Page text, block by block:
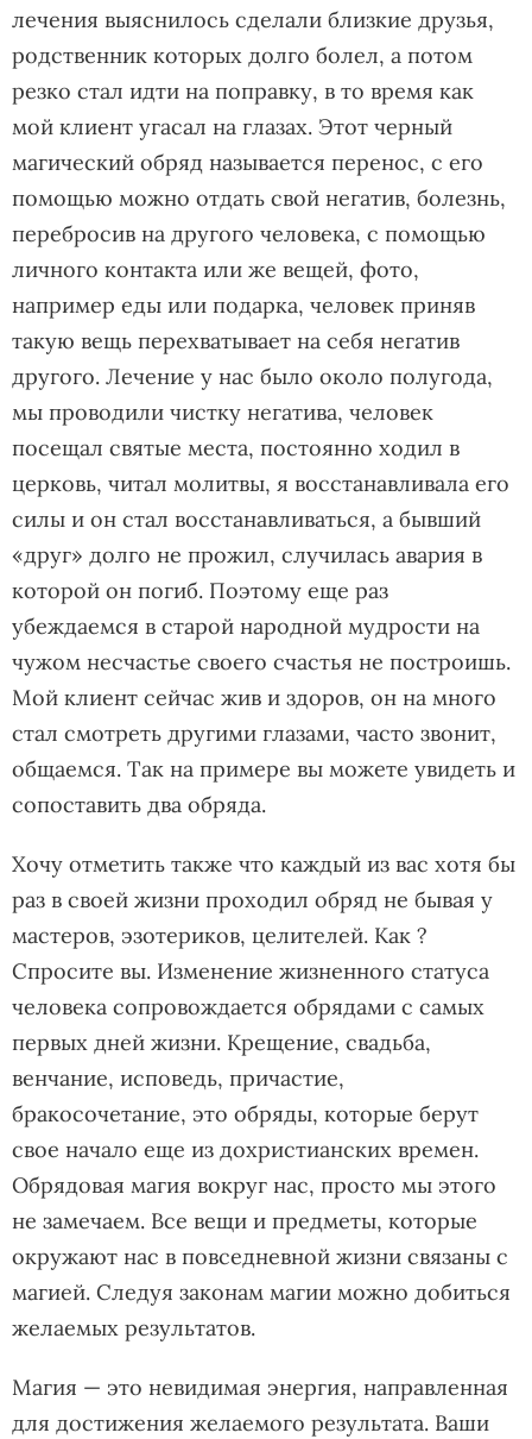
лечения выяснилось сделали близкие друзья,
родственник которых долго болел, а потом
резко стал идти на поправку, в то время как
мой клиент угасал на глазах. Этот черный
магический обряд называется перенос, с его
помощью можно отдать свой негатив, болезнь,
перебросив на другого человека, с помощью
личного контакта или же вещей, фото,
например еды или подарка, человек приняв
такую вещь перехватывает на себя негатив
другого. Лечение у нас было около полугода,
мы проводили чистку негатива, человек
посещал святые места, постоянно ходил в
церковь, читал молитвы, я восстанавливала его
силы и он стал восстанавливаться, а бывший
«друг» долго не прожил, случилась авария в
которой он погиб. Поэтому еще раз
убеждаемся в старой народной мудрости на
чужом несчастье своего счастья не построишь.
Мой клиент сейчас жив и здоров, он на много
стал смотреть другими глазами, часто звонит,
общаемся. Так на примере вы можете увидеть и
сопоставить два обряда.
Хочу отметить также что каждый из вас хотя бы
раз в своей жизни проходил обряд не бывая у
мастеров, эзотериков, целителей. Как ?
Спросите вы. Изменение жизненного статуса
человека сопровождается обрядами с самых
первых дней жизни. Крещение, свадьба,
венчание, исповедь, причастие,
бракосочетание, это обряды, которые берут
свое начало еще из дохристианских времен.
Обрядовая магия вокруг нас, просто мы этого
не замечаем. Все вещи и предметы, которые
окружают нас в повседневной жизни связаны с
магией. Следуя законам магии можно добиться
желаемых результатов.
Магия — это невидимая энергия, направленная
для достижения желаемого результата. Ваши